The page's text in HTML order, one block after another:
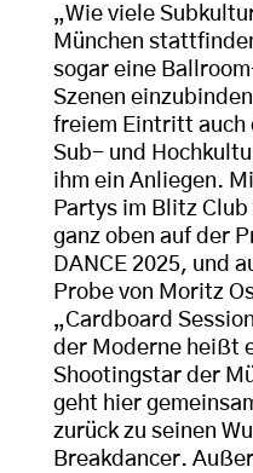
„Wie viele
München
sogar eine
Szenen
freiem Eintritt auch
Sub- und
ihm ein Anliegen.
Partys im Blitz
ganz oben auf der
DANCE 2025, und
Probe von Moritz
„Cardboard
der Moderne heißt
Shootingstar der
geht hier
zurück zu seinen
Breakdancer.